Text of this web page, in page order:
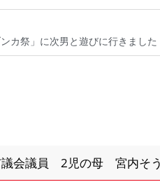
議会議員 2児の母 宮内そ